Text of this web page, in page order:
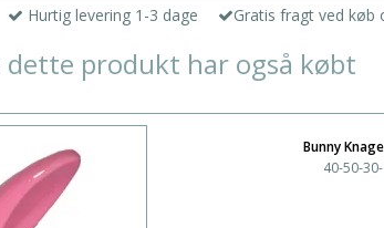
Hurtig levering 1-3 dage Gratis fragt ved køb
produkt har også købt
Bunny
40-50-30-